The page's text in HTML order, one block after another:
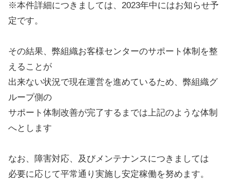
※本件詳細につきましては、2023年中にはお知らせ予
定です。
その結果、弊組織お客様センターのサポート体制を整
えることが
出来ない状況で現在運営を進めているため、弊組織グ
ループ側の
サポート体制改善が完了するまでは上記のような体制
へとします
なお、障害対応、及びメンテナンスにつきましては
必要に応じて平常通り実施し安定稼働を努めます。